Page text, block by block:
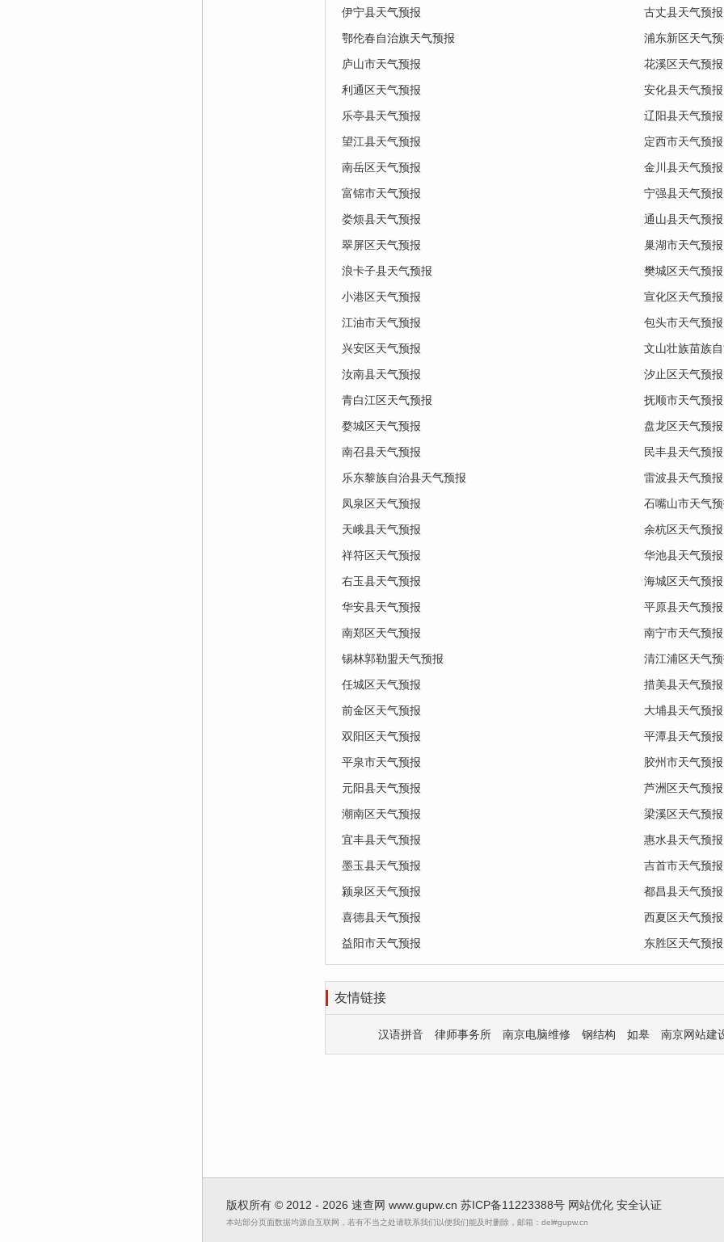
伊宁县天气预报
古丈县天气预报
鄂伦春自治旗天气预报
浦东新区天气
庐山市天气预报
花溪区天气预报
利通区天气预报
安化县天气预报
乐亭县天气预报
辽阳县天气预报
望江县天气预报
定西市天气预报
南岳区天气预报
金川县天气预报
富锦市天气预报
宁强县天气预报
娄烦县天气预报
通山县天气预报
翠屏区天气预报
巢湖市天气预报
浪卡子县天气预报
樊城区天气预报
小港区天气预报
宣化区天气预报
江油市天气预报
包头市天气预报
兴安区天气预报
文山壮族苗族
汝南县天气预报
汐止区天气预报
青白江区天气预报
抚顺市天气预报
婺城区天气预报
盘龙区天气预报
南召县天气预报
民丰县天气预报
乐东黎族自治县天气预报
雷波县天气预报
凤泉区天气预报
石嘴山市天气
天峨县天气预报
余杭区天气预报
祥符区天气预报
华池县天气预报
右玉县天气预报
海城区天气预报
华安县天气预报
平原县天气预报
南郑区天气预报
南宁市天气预报
锡林郭勒盟天气预报
清江浦区天气
任城区天气预报
措美县天气预报
前金区天气预报
大埔县天气预报
双阳区天气预报
平潭县天气预报
平泉市天气预报
胶州市天气预报
元阳县天气预报
芦洲区天气预报
潮南区天气预报
梁溪区天气预报
宜丰县天气预报
惠水县天气预报
墨玉县天气预报
吉首市天气预报
颍泉区天气预报
都昌县天气预报
喜德县天气预报
西夏区天气预报
益阳市天气预报
东胜区天气预报
友情链接
汉语拼音 律师事务所 南京电脑维修 钢结构 如皋 南京网站建
版权所有 © 2012 - 2026 速查网 www.gupw.cn 苏ICP备11223388号 网站优化 安全认证
本站部分页面数据均源自互联网，若有不当之处请联系我们以便我们能及时删除，邮箱：del#gupw.cn